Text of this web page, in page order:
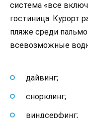
система «все
гостиница. Курорт
пляже среди
всевозможные
дайвинг;
снорклинг;
виндсерфинг;